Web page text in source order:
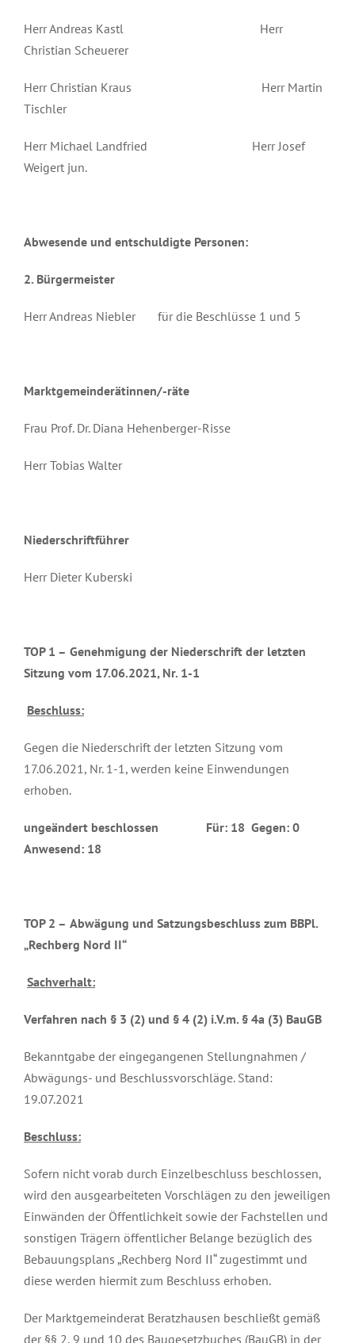
Herr Andreas Kastl Herr
Christian Scheuerer
Herr Christian Kraus Herr Martin
Tischler
Herr Michael Landfried Herr Josef
Weigert jun.
Abwesende und entschuldigte Personen:
2. Bürgermeister
Herr Andreas Niebler für die Beschlüsse 1 und 5
Marktgemeinderätinnen/-räte
Frau Prof. Dr. Diana Hehenberger-Risse
Herr Tobias Walter
Niederschriftführer
Herr Dieter Kuberski
TOP 1 – Genehmigung der Niederschrift der letzten
Sitzung vom 17.06.2021, Nr. 1-1
Beschluss:
Gegen die Niederschrift der letzten Sitzung vom
17.06.2021, Nr. 1-1, werden keine Einwendungen
erhoben.
ungeändert beschlossen Für: 18 Gegen: 0
Anwesend: 18
TOP 2 – Abwägung und Satzungsbeschluss zum BBPl.
„Rechberg Nord II“
Sachverhalt:
Verfahren nach § 3 (2) und § 4 (2) i.V.m. § 4a (3) BauGB
Bekanntgabe der eingegangenen Stellungnahmen /
Abwägungs- und Beschlussvorschläge. Stand:
19.07.2021
Beschluss:
Sofern nicht vorab durch Einzelbeschluss beschlossen,
wird den ausgearbeiteten Vorschlägen zu den jeweiligen
Einwänden der Öffentlichkeit sowie der Fachstellen und
sonstigen Trägern öffentlicher Belange bezüglich des
Bebauungsplans „Rechberg Nord II“ zugestimmt und
diese werden hiermit zum Beschluss erhoben.
Der Marktgemeinderat Beratzhausen beschließt gemäß
der §§ 2, 9 und 10 des Baugesetzbuches (BauGB) in der